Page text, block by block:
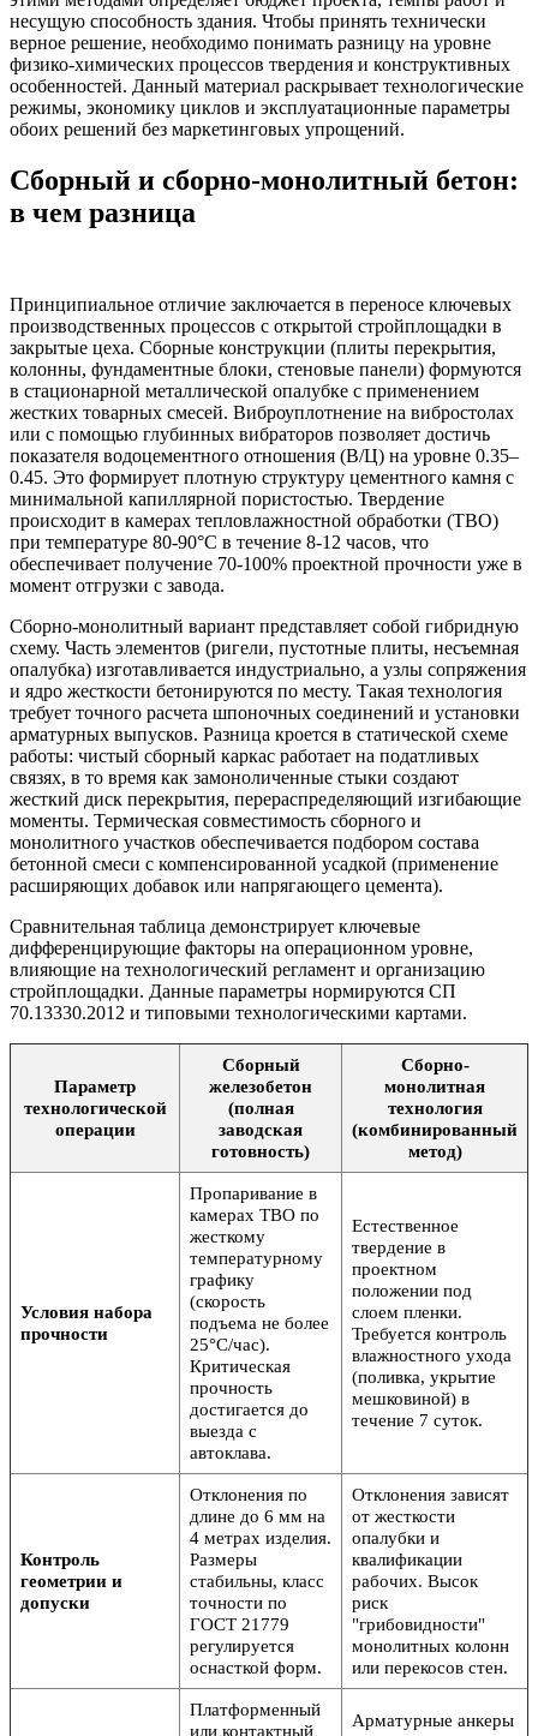
несущую способность здания. Чтобы принять технически
верное решение, необходимо понимать разницу на уровне
физико-химических процессов твердения и конструктивных
особенностей. Данный материал раскрывает технологические
режимы, экономику циклов и эксплуатационные параметры
обоих решений без маркетинговых упрощений.
Сборный и сборно-монолитный бетон:
в чем разница
Принципиальное отличие заключается в переносе ключевых
производственных процессов с открытой стройплощадки в
закрытые цеха. Сборные конструкции (плиты перекрытия,
колонны, фундаментные блоки, стеновые панели) формуются
в стационарной металлической опалубке с применением
жестких товарных смесей. Виброуплотнение на вибростолах
или с помощью глубинных вибраторов позволяет достичь
показателя водоцементного отношения (В/Ц) на уровне 0.35–
0.45. Это формирует плотную структуру цементного камня с
минимальной капиллярной пористостью. Твердение
происходит в камерах тепловлажностной обработки (ТВО)
при температуре 80-90°C в течение 8-12 часов, что
обеспечивает получение 70-100% проектной прочности уже в
момент отгрузки с завода.
Сборно-монолитный вариант представляет собой гибридную
схему. Часть элементов (ригели, пустотные плиты, несъемная
опалубка) изготавливается индустриально, а узлы сопряжения
и ядро жесткости бетонируются по месту. Такая технология
требует точного расчета шпоночных соединений и установки
арматурных выпусков. Разница кроется в статической схеме
работы: чистый сборный каркас работает на податливых
связях, в то время как замоноличенные стыки создают
жесткий диск перекрытия, перераспределяющий изгибающие
моменты. Термическая совместимость сборного и
монолитного участков обеспечивается подбором состава
бетонной смеси с компенсированной усадкой (применение
расширяющих добавок или напрягающего цемента).
Сравнительная таблица демонстрирует ключевые
дифференцирующие факторы на операционном уровне,
влияющие на технологический регламент и организацию
стройплощадки. Данные параметры нормируются СП
70.13330.2012 и типовыми технологическими картами.
Параметр
технологической
операции
Сборный
железобетон
(полная
заводская
готовность)
Сборно-
монолитная
технология
(комбинированный
метод)
Условия набора
прочности
Пропаривание в
камерах ТВО по
жесткому
температурному
графику
(скорость
подъема не более
25°C/час).
Критическая
прочность
достигается до
выезда с
автоклава.
Естественное
твердение в
проектном
положении под
слоем пленки.
Требуется контроль
влажностного ухода
(поливка, укрытие
мешковиной) в
течение 7 суток.
Контроль
геометрии и
допуски
Отклонения по
длине до 6 мм на
4 метрах изделия.
Размеры
стабильны, класс
точности по
ГОСТ 21779
регулируется
оснасткой форм.
Отклонения зависят
от жесткости
опалубки и
квалификации
рабочих. Высок
риск
"грибовидности"
монолитных колонн
или перекосов стен.
Платформенный
или контактный
Арматурные анкеры